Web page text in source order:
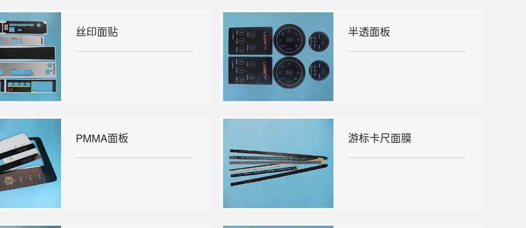
丝印面贴 半透面板
PMMA面板 游标卡尺面膜